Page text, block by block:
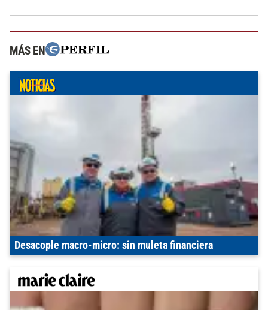
MÁS EN
Desacople macro-micro: sin muleta financiera